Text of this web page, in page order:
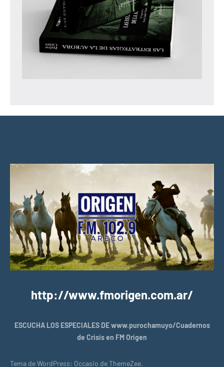
http://www.fmorigen.com.ar/
ESCUCHA LOS ESPECIALES DE www.purochamuyo/Cuadernos
de Crisis en FM Origen
Tema de WordPress: Occasio de ThemeZee.